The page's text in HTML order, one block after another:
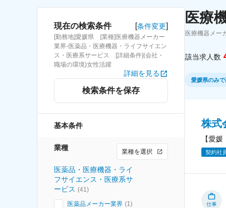
求人特集から探す
スカウ
現在の検索条件 [条件変更]
[勤務地]愛媛県 [業種]医療機器メーカー
業界-医薬品・医療機器・ライフサイエン
ス・医療系サービス [詳細条件](会社・
職場の環境)女性活躍
詳細を見る
検索条件を保存
基本条件
業種 業種を選択
医薬品・医療機器・ライ
フサイエンス・医療系サ
ービス (41)
医薬品メーカー業界 (1)
医療
医療機器メー
該当求人数
愛媛県のみで
株式
【愛
契約社
仕事